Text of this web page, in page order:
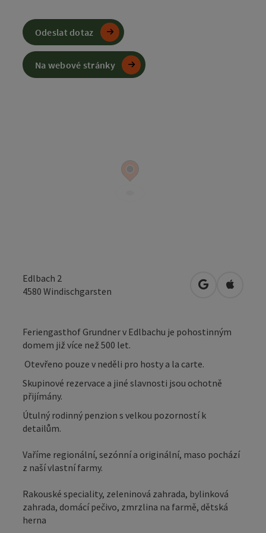
Edlbach 2
4580 Windischgarsten Otevřít vOtevřít
Feriengasthof Grundner v Edlbachu je pohostinným
domem již více než 500 let.
Otevřeno pouze v neděli pro hosty a la carte.
Skupinové rezervace a jiné slavnosti jsou ochotně
přijímány.
Útulný rodinný penzion s velkou pozorností k
detailům.
Vaříme regionální, sezónní a originální, maso pochází
z naší vlastní farmy.
Rakouské speciality, zeleninová zahrada, bylinková
zahrada, domácí pečivo, zmrzlina na farmě, dětská
herna
Odeslat dotaz
Na webové stránky